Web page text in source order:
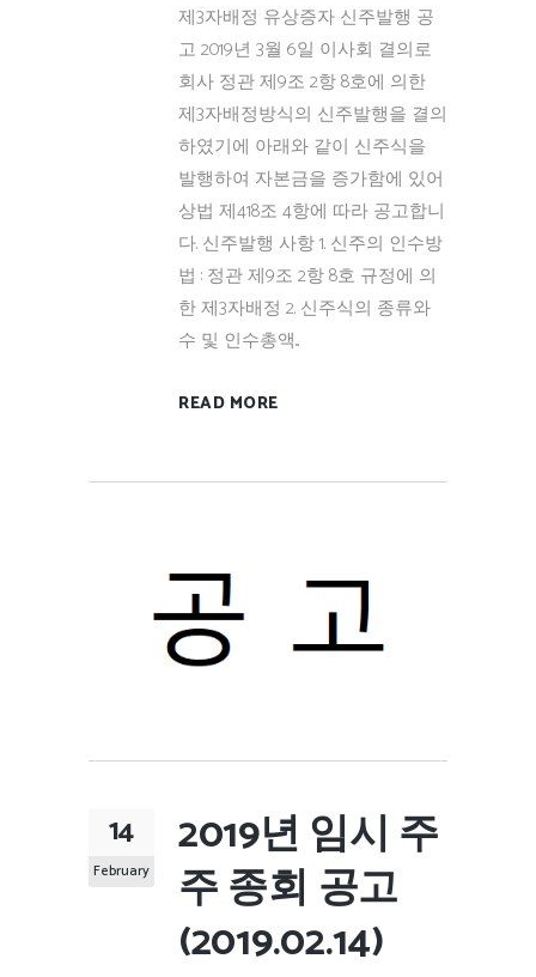
제3자배정 유상증자 신주발행 공
고 2019년 3월 6일 이사회 결의로
회사 정관 제9조 2항 8호에 의한
제3자배정방식의 신주발행을 결의
하였기에 아래와 같이 신주식을
발행하여 자본금을 증가함에 있어
상법 제418조 4항에 따라 공고합니
다. 신주발행 사항 1. 신주의 인수방
법 : 정관 제9조 2항 8호 규정에 의
한 제3자배정 2. 신주식의 종류와
수 및 인수총액...
READ MORE
14
February
2019년 임시 주
주 종회 공고
(2019.02.14)